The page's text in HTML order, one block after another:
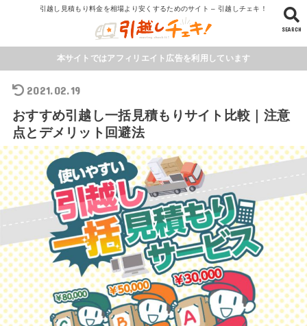
引越し見積もり料金を相場より安くするためのサイト – 引越しチェキ！
SEARCH
本サイトではアフィリエイト広告を利用しています
2021.02.19
おすすめ引越し一括見積もりサイト比較｜注意
点とデメリット回避法